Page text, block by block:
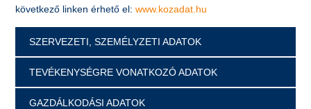
következő linken érhető el:www.kozadat.hu
SZERVEZETI, SZEMÉLYZETI ADATOK
TEVÉKENYSÉGRE VONATKOZÓ ADATOK
GAZDÁLKODÁSI ADATOK